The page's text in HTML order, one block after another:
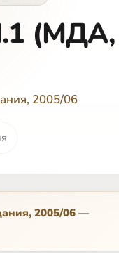
(МДА,
2005/06
2005/06 —